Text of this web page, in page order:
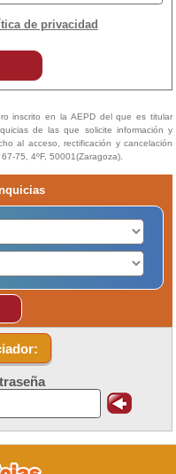
de privacidad
inscrito en la AEPD del que es titular
de las que solicite información y
al acceso, rectificación y cancelación
75, 4ºF, 50001(Zaragoza).